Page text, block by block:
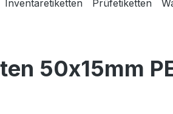
Inventaretiketten Prüfetiketten
50x15mm